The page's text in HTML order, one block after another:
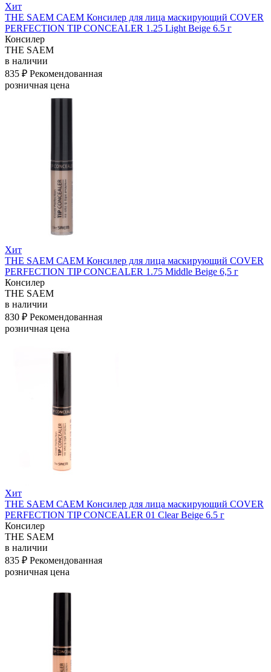
Хит
THE SAEM САЕМ Консилер для лица маскирующий COVER
PERFECTION TIP CONCEALER 1.25 Light Beige 6.5 г
Консилер
THE SAEM
в наличии
835 ₽ Рекомендованная
розничная цена
Хит
THE SAEM САЕМ Консилер для лица маскирующий COVER
PERFECTION TIP CONCEALER 1.75 Middle Beige 6,5 г
Консилер
THE SAEM
в наличии
830 ₽ Рекомендованная
розничная цена
Хит
THE SAEM САЕМ Консилер для лица маскирующий COVER
PERFECTION TIP CONCEALER 01 Clear Beige 6.5 г
Консилер
THE SAEM
в наличии
835 ₽ Рекомендованная
розничная цена